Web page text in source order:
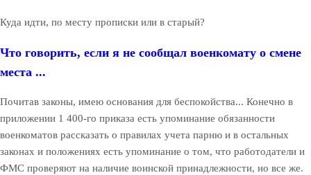
Куда идти, по месту прописки или в старый?
Что говорить, если я не сообщал военкомату о смене
места ...
Почитав законы, имею основания для беспокойства... Конечно в
приложении 1 400-го приказа есть упоминание обязанности
военкоматов рассказать о правилах учета парню и в остальных
законах и положениях есть упоминание о том, что работодатели и
ФМС проверяют на наличие воинской принадлежности, но все же.